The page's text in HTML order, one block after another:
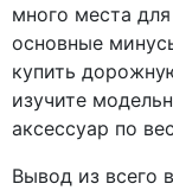
много места
основные
купить
изучите
аксессуар по
Вывод из всего